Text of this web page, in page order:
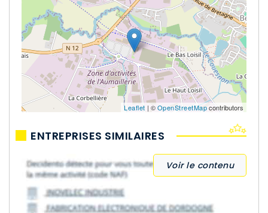
Leaflet | ©OpenStreetMapcontributors
ENTREPRISES SIMILAIRES
Voir le contenu